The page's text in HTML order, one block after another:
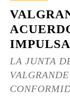
LA JUNTA